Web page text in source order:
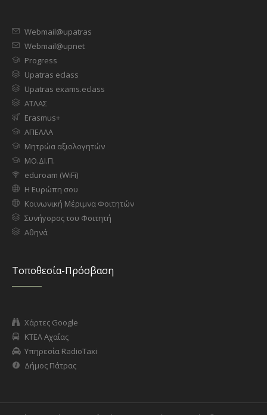
Webmail@upatras
Webmail@upnet
Progress
Upatras eclass
Upatras exams.eclass
ΑΤΛΑΣ
Erasmus+
ΑΠΕΛΛΑ
Μητρώα αξιολογητών
ΜΟ.ΔΙ.Π.
eduroam (WiFi)
Η Ευρώπη σου
Κοινωνική Μέριμνα Φοιτητών
Συνήγορος του Φοιτητή
Αθηνά
Τοποθεσία-Πρόσβαση
Χάρτες Google
ΚΤΕΛ Αχαΐας
Υπηρεσία RadioTaxi
Δήμος Πάτρας